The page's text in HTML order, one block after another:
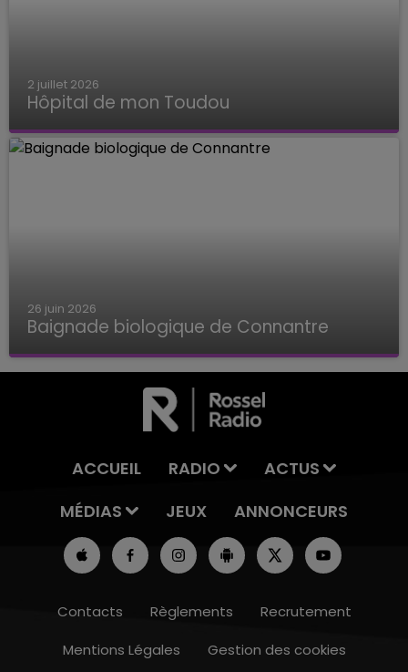
2 juillet 2026
Hôpital de mon Toudou
Hôpital de mon Toudou
26 juin 2026
Baignade biologique de Connantre
Baignade biologique de Connantre
ACCUEIL RADIO
ACTUS
MÉDIAS
JEUX ANNONCEURS
Contacts Règlements
Recrutement
Mentions Légales
Gestion des cookies